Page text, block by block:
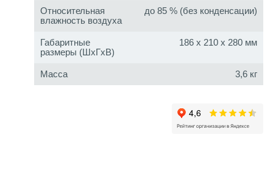
Относительная
влажность воздуха
до 85 % (без конденсации)
Габаритные
размеры (ШxГxВ)
186 x 210 x 280 мм
Масса 3,6 кг